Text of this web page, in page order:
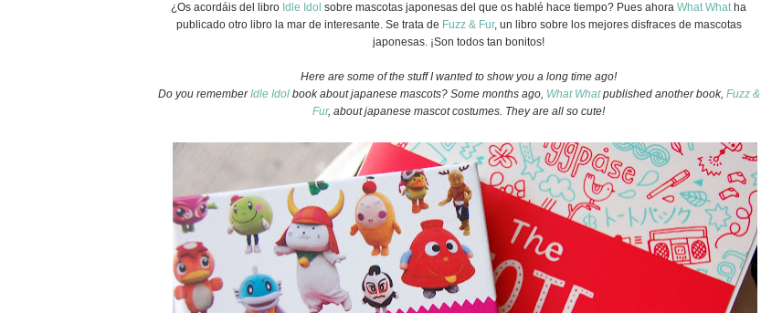
¿Os acordáis del libro Idle Idol sobre mascotas japonesas del que os hablé hace tiempo? Pues ahora What Whatha
publicado otro libro la mar de interesante. Se trata de Fuzz & Fur, un libro sobre los mejores disfraces de mascotas
japonesas. ¡Son todos tan bonitos!
Here are some of the stuff I wanted to show you a long time ago!
Do you rememberIdle Idolbook about japanese mascots? Some months ago, What Whatpublished another book, Fuzz &
Fur, about japanese mascot costumes. They are all so cute!